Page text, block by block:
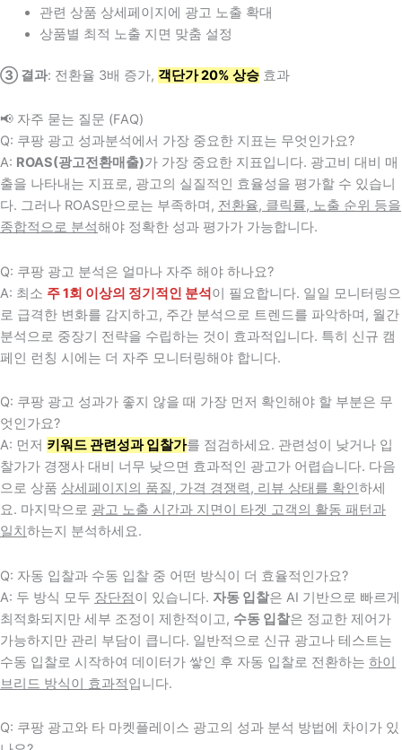
관련 상품 상세페이지에 광고 노출 확대
상품별 최적 노출 지면 맞춤 설정
③ 결과: 전환율 3배 증가, 객단가 20% 상승 효과
📢 자주 묻는 질문 (FAQ)
Q: 쿠팡 광고 성과분석에서 가장 중요한 지표는 무엇인가요?
A: ROAS(광고전환매출)가 가장 중요한 지표입니다. 광고비 대비 매
출을 나타내는 지표로, 광고의 실질적인 효율성을 평가할 수 있습니
다. 그러나 ROAS만으로는 부족하며, 전환율, 클릭률, 노출 순위 등을
종합적으로 분석해야 정확한 성과 평가가 가능합니다.
Q: 쿠팡 광고 분석은 얼마나 자주 해야 하나요?
A: 최소 주 1회 이상의 정기적인 분석이 필요합니다. 일일 모니터링으
로 급격한 변화를 감지하고, 주간 분석으로 트렌드를 파악하며, 월간
분석으로 중장기 전략을 수립하는 것이 효과적입니다. 특히 신규 캠
페인 런칭 시에는 더 자주 모니터링해야 합니다.
Q: 쿠팡 광고 성과가 좋지 않을 때 가장 먼저 확인해야 할 부분은 무
엇인가요?
A: 먼저 키워드 관련성과 입찰가를 점검하세요. 관련성이 낮거나 입
찰가가 경쟁사 대비 너무 낮으면 효과적인 광고가 어렵습니다. 다음
으로 상품 상세페이지의 품질, 가격 경쟁력, 리뷰 상태를 확인하세
요. 마지막으로 광고 노출 시간과 지면이 타겟 고객의 활동 패턴과
일치하는지 분석하세요.
Q: 자동 입찰과 수동 입찰 중 어떤 방식이 더 효율적인가요?
A: 두 방식 모두 장단점이 있습니다. 자동 입찰은 AI 기반으로 빠르게
최적화되지만 세부 조정이 제한적이고, 수동 입찰은 정교한 제어가
가능하지만 관리 부담이 큽니다. 일반적으로 신규 광고나 테스트는
수동 입찰로 시작하여 데이터가 쌓인 후 자동 입찰로 전환하는 하이
브리드 방식이 효과적입니다.
Q: 쿠팡 광고와 타 마켓플레이스 광고의 성과 분석 방법에 차이가 있